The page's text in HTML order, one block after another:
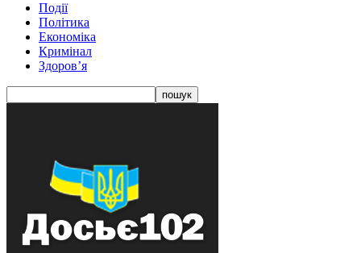
Події
Політика
Економіка
Кримінал
Здоров’я